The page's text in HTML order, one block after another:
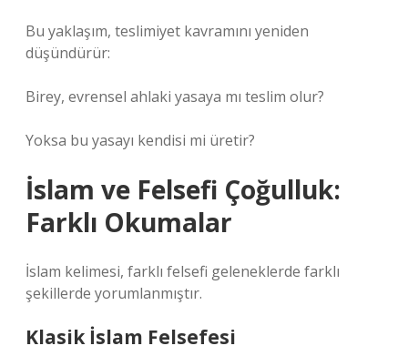
Bu yaklaşım, teslimiyet kavramını yeniden
düşündürür:
Birey, evrensel ahlaki yasaya mı teslim olur?
Yoksa bu yasayı kendisi mi üretir?
İslam ve Felsefi Çoğulluk:
Farklı Okumalar
İslam kelimesi, farklı felsefi geleneklerde farklı
şekillerde yorumlanmıştır.
Klasik İslam Felsefesi